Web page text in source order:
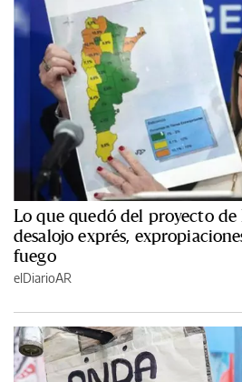
Lo que quedó del proyecto de
desalojo exprés,
fuego
elDiarioAR